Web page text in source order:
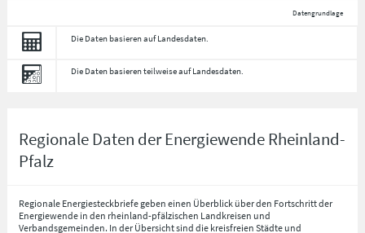
Datengrundlage
Die Daten basieren auf Landesdaten.
Die Daten basieren teilweise auf Landesdaten.
Regionale Daten der Energiewende Rheinland-
Pfalz
Regionale Energiesteckbriefe geben einen Überblick über den Fortschritt der
Energiewende in den rheinland-pfälzischen Landkreisen und
Verbandsgemeinden. In der Übersicht sind die kreisfreien Städte und